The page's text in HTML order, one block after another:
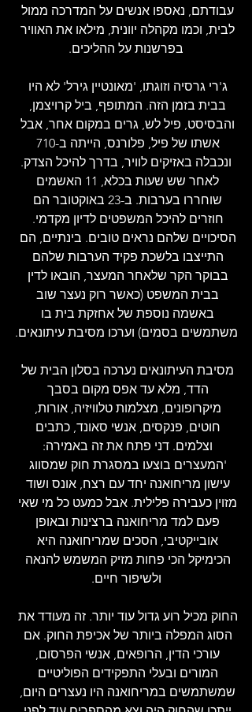
עבודתם, נאספו אנשים על המדרכה ממול
לבית, וכמו מקהלה יוונית, מילאו את האוויר
בפרשנות על ההליכים.
ג'רי גרסיה וזוגתו, 'מאונטיין גירל' לא היו
בבית בזמן הזה. המתופף, ביל קרויצמן,
והבסיסט, פיל לש, גרים במקום אחר, אבל
ונכבלה באזיקים לוויר, בדרך להיכל הצדק.
לאחר שש שעות בכלא, 11 האשמים
שוחררו בערבות. ב-23 באוקטובר הם
חוזרים להיכל המשפטים לדיון מקדמי.
הסיכויים שלהם נראים טובים. בינתיים, הם
התייצבו בלשכת פקיד הערבות שלהם
בבוקר הקר שלאחר המעצר, הובאו לדין
בבית המשפט (כאשר רוק נעצר שוב
באשמה נוספת של אחזקת בית בו
משתמשים בסמים) וערכו מסיבת עיתונאים.
מסיבת העיתונאים נערכה בסלון הבית של
הדד, מלא עד אפס מקום בסבך
מיקרופונים, מצלמות טלוויזיה, אורות,
חוטים, פנקסים, אנשי סאונד, כתבים
וצלמים. דני פתח את זה באמירה:
'המעצרים בוצעו במסגרת חוק שמסווג
עישון מריחואנה יחד עם רצח, אונס ושוד
מזוין כעבירה פלילית. אבל כמעט כל מי שאי
פעם למד מריחואנה ברצינות ובאופן
אובייקטיבי, הסכים שמריחואנה היא
הכימיקל הכי פחות מזיק המשמש להנאה
ולשיפור חיים.
החוק מכיל רוע גדול עוד יותר. זה מעודד את
הסוג המפלה ביותר של אכיפת החוק. אם
עורכי הדין, הרופאים, אנשי הפרסום,
המורים ובעלי התפקידים הפוליטיים
שמשתמשים במריחואנה היו נעצרים היום,